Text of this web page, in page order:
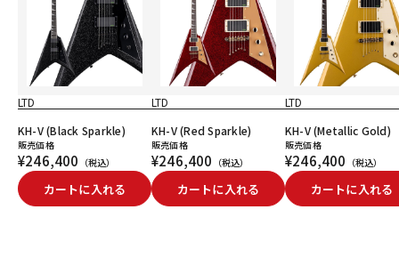
LTD
KH-V (Black Sparkle)
販売価格
¥246,400 （税込）
カートに入れる
LTD
KH-V (Red Sparkle)
販売価格
¥246,400 （税込）
カートに入れる
LTD
KH-V (Metallic Gold)
販売価格
¥246,400 （税込）
カートに入れる